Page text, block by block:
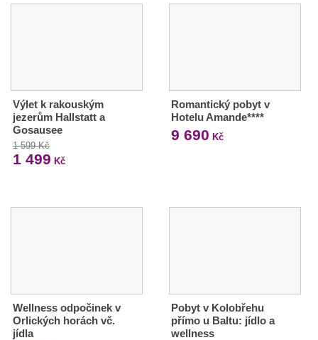
Výlet k rakouským
jezerům Hallstatt a
Gosausee
1 599 Kč
1 499 Kč
Romantický pobyt v
Hotelu Amande****
9 690 Kč
Wellness odpočinek v
Orlických horách vč.
jídla
Pobyt v Kolobřehu
přímo u Baltu: jídlo a
wellness